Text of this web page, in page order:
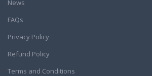
News
FAQs
Privacy Policy
Refund Policy
Terms and Conditions